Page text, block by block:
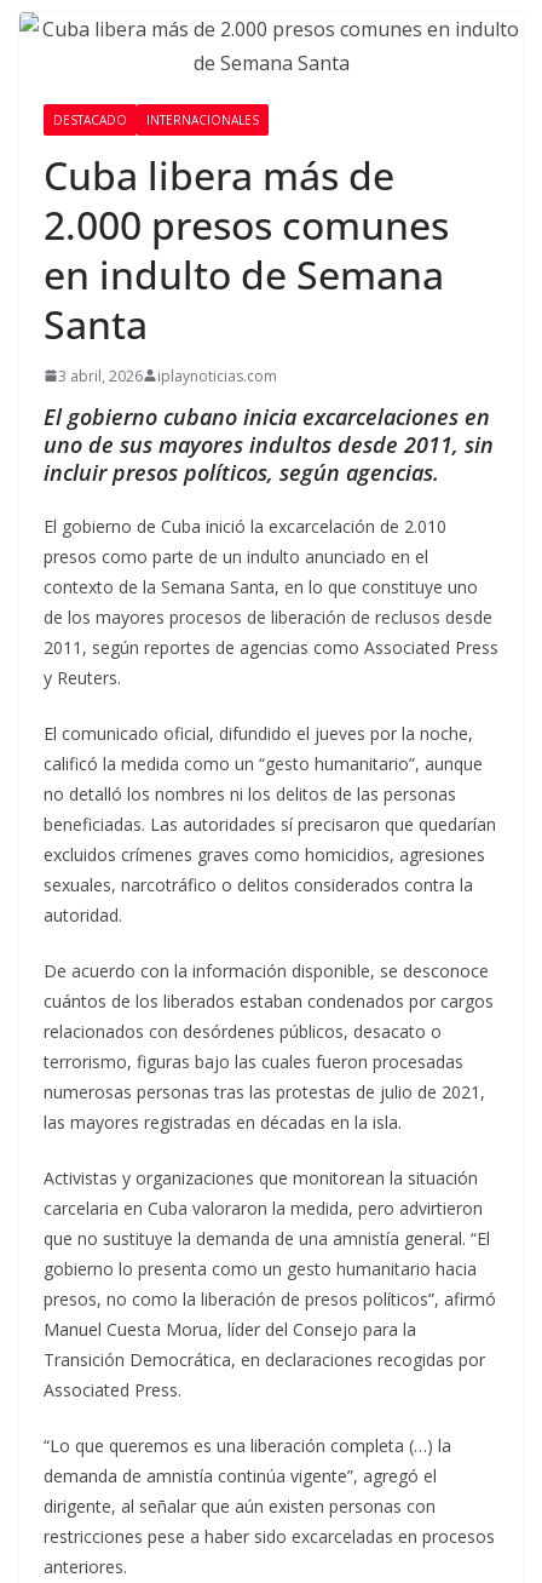
DESTACADO INTERNACIONALES
Cuba libera más de
2.000 presos comunes
en indulto de Semana
Santa
3 abril, 2026 iplaynoticias.com
El gobierno cubano inicia excarcelaciones en
uno de sus mayores indultos desde 2011, sin
incluir presos políticos, según agencias.
El gobierno de Cuba inició la excarcelación de 2.010
presos como parte de un indulto anunciado en el
contexto de la Semana Santa, en lo que constituye uno
de los mayores procesos de liberación de reclusos desde
2011, según reportes de agencias como Associated Press
y Reuters.
El comunicado oficial, difundido el jueves por la noche,
calificó la medida como un “gesto humanitario”, aunque
no detalló los nombres ni los delitos de las personas
beneficiadas. Las autoridades sí precisaron que quedarían
excluidos crímenes graves como homicidios, agresiones
sexuales, narcotráfico o delitos considerados contra la
autoridad.
De acuerdo con la información disponible, se desconoce
cuántos de los liberados estaban condenados por cargos
relacionados con desórdenes públicos, desacato o
terrorismo, figuras bajo las cuales fueron procesadas
numerosas personas tras las protestas de julio de 2021,
las mayores registradas en décadas en la isla.
Activistas y organizaciones que monitorean la situación
carcelaria en Cuba valoraron la medida, pero advirtieron
que no sustituye la demanda de una amnistía general. “El
gobierno lo presenta como un gesto humanitario hacia
presos, no como la liberación de presos políticos”, afirmó
Manuel Cuesta Morua, líder del Consejo para la
Transición Democrática, en declaraciones recogidas por
Associated Press.
“Lo que queremos es una liberación completa (…) la
demanda de amnistía continúa vigente”, agregó el
dirigente, al señalar que aún existen personas con
restricciones pese a haber sido excarceladas en procesos
anteriores.